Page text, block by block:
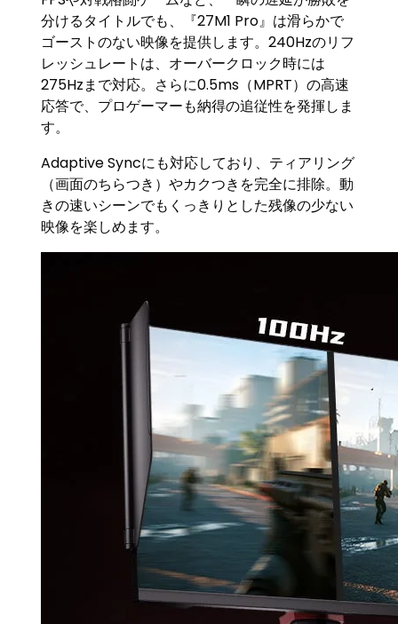
分けるタイトルでも、『27M1 Pro』は滑らかで
ゴーストのない映像を提供します。240Hzのリフ
レッシュレートは、オーバークロック時には
275Hzまで対応。さらに0.5ms（MPRT）の高速
応答で、プロゲーマーも納得の追従性を発揮しま
す。
Adaptive Syncにも対応しており、ティアリング
（画面のちらつき）やカクつきを完全に排除。動
きの速いシーンでもくっきりとした残像の少ない
映像を楽しめます。